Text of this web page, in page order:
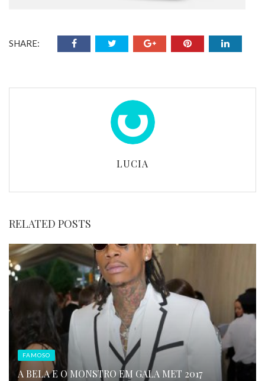
SHARE:
LUCIA
RELATED POSTS
FAMOSO
A BELA E O MONSTRO EM GALA MET 2017